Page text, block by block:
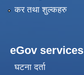
कर तथा शुल्कहरु
eGov services
घटना दर्ता